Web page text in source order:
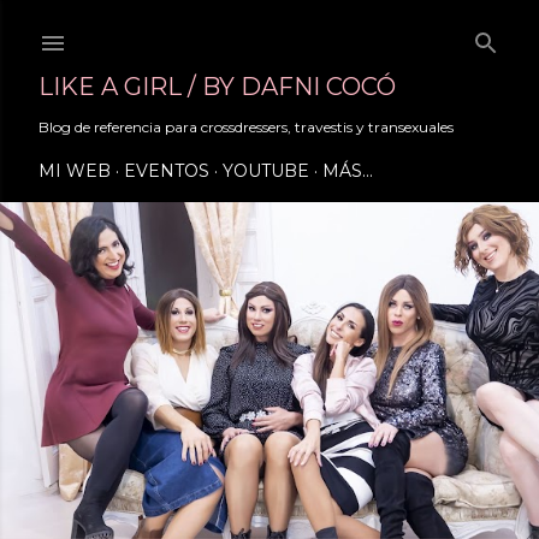
LIKE A GIRL / BY DAFNI COCÓ
Blog de referencia para crossdressers, travestis y transexuales
MI WEB EVENTOS YOUTUBE MÁS…